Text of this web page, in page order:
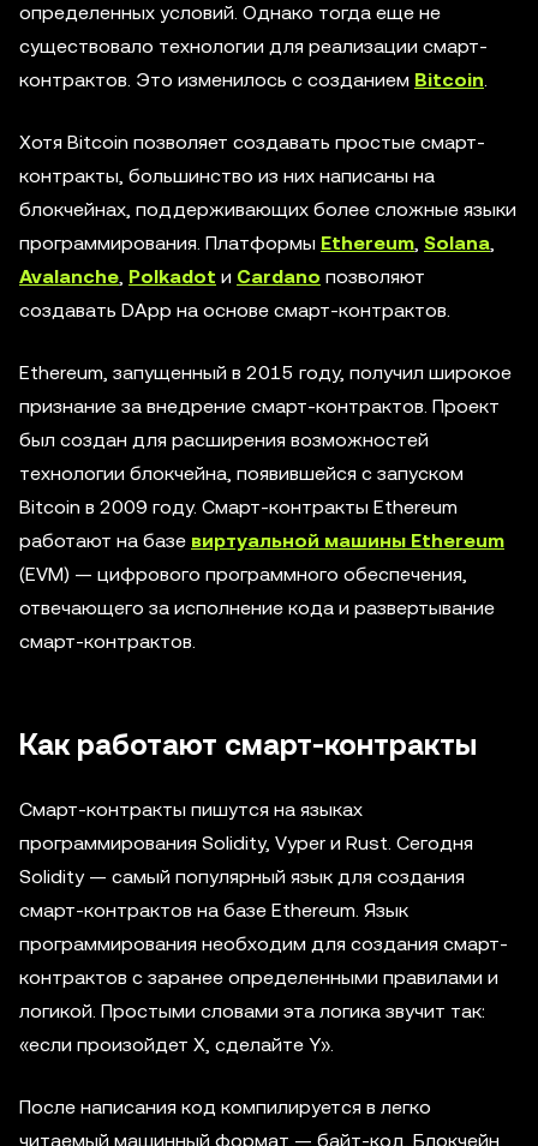
определенных условий. Однако тогда еще не
существовало технологии для реализации смарт-
контрактов. Это изменилось с созданием Bitcoin.
Хотя Bitcoin позволяет создавать простые смарт-
контракты, большинство из них написаны на
блокчейнах, поддерживающих более сложные языки
программирования. Платформы Ethereum, Solana,
Avalanche, Polkadot и Cardano позволяют
создавать DApp на основе смарт-контрактов.
Ethereum, запущенный в 2015 году, получил широкое
признание за внедрение смарт-контрактов. Проект
был создан для расширения возможностей
технологии блокчейна, появившейся с запуском
Bitcoin в 2009 году. Смарт-контракты Ethereum
работают на базе виртуальной машины Ethereum
(EVM) — цифрового программного обеспечения,
отвечающего за исполнение кода и развертывание
смарт-контрактов.
Как работают смарт-контракты
Смарт-контракты пишутся на языках
программирования Solidity, Vyper и Rust. Сегодня
Solidity — самый популярный язык для создания
смарт-контрактов на базе Ethereum. Язык
программирования необходим для создания смарт-
контрактов с заранее определенными правилами и
логикой. Простыми словами эта логика звучит так:
«если произойдет X, сделайте Y».
После написания код компилируется в легко
читаемый машинный формат — байт-код. Блокчейн